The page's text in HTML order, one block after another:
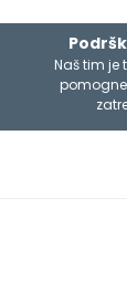
Naš tim je